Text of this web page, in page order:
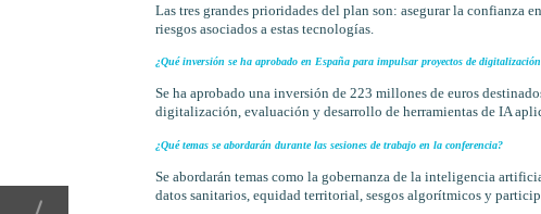
Las tres grandes prioridades del plan son: asegurar la confianza
riesgos asociados a estas tecnologías.
¿Qué inversión se ha aprobado en España para impulsar proyectos de
Se ha aprobado una inversión de 223 millones de euros
digitalización, evaluación y desarrollo de herramientas de IA
¿Qué temas se abordarán durante las sesiones de trabajo en la conferencia?
Se abordarán temas como la gobernanza de la inteligencia
datos sanitarios, equidad territorial, sesgos algorítmicos y